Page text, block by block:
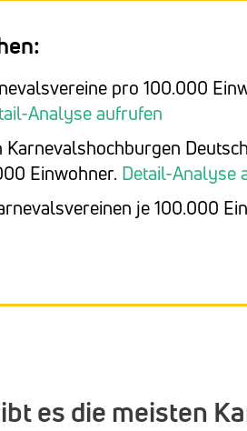
pro 100.000
Analyse aufrufen
Einwohner. Detail-Analyse
je 100.000
es die meisten